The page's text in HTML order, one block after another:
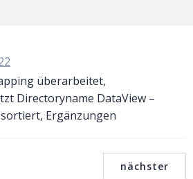
überarbeitet,
Directoryname DataView –
Ergänzungen
nächster